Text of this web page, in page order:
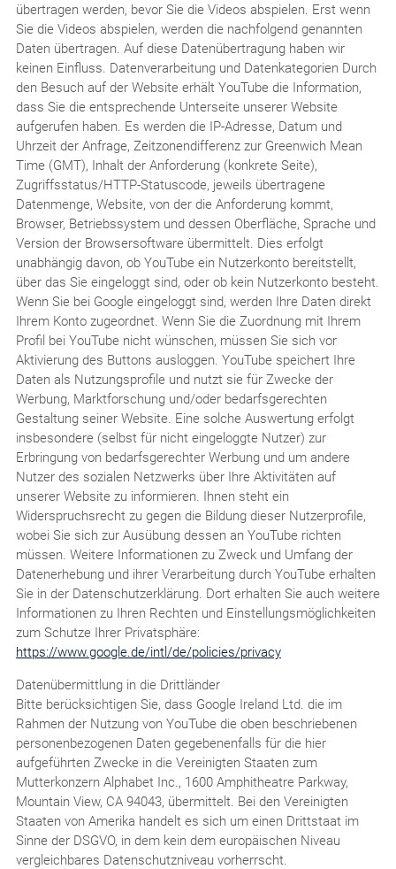
übertragen werden, bevor Sie die Videos abspielen. Erst wenn
Sie die Videos abspielen, werden die nachfolgend genannten
Daten übertragen. Auf diese Datenübertragung haben wir
keinen Einfluss. Datenverarbeitung und Datenkategorien Durch
den Besuch auf der Website erhält YouTube die Information,
dass Sie die entsprechende Unterseite unserer Website
aufgerufen haben. Es werden die IP-Adresse, Datum und
Uhrzeit der Anfrage, Zeitzonendifferenz zur Greenwich Mean
Time (GMT), Inhalt der Anforderung (konkrete Seite),
Zugriffsstatus/HTTP-Statuscode, jeweils übertragene
Datenmenge, Website, von der die Anforderung kommt,
Browser, Betriebssystem und dessen Oberfläche, Sprache und
Version der Browsersoftware übermittelt. Dies erfolgt
unabhängig davon, ob YouTube ein Nutzerkonto bereitstellt,
über das Sie eingeloggt sind, oder ob kein Nutzerkonto besteht.
Wenn Sie bei Google eingeloggt sind, werden Ihre Daten direkt
Ihrem Konto zugeordnet. Wenn Sie die Zuordnung mit Ihrem
Profil bei YouTube nicht wünschen, müssen Sie sich vor
Aktivierung des Buttons ausloggen. YouTube speichert Ihre
Daten als Nutzungsprofile und nutzt sie für Zwecke der
Werbung, Marktforschung und/oder bedarfsgerechten
Gestaltung seiner Website. Eine solche Auswertung erfolgt
insbesondere (selbst für nicht eingeloggte Nutzer) zur
Erbringung von bedarfsgerechter Werbung und um andere
Nutzer des sozialen Netzwerks über Ihre Aktivitäten auf
unserer Website zu informieren. Ihnen steht ein
Widerspruchsrecht zu gegen die Bildung dieser Nutzerprofile,
wobei Sie sich zur Ausübung dessen an YouTube richten
müssen. Weitere Informationen zu Zweck und Umfang der
Datenerhebung und ihrer Verarbeitung durch YouTube erhalten
Sie in der Datenschutzerklärung. Dort erhalten Sie auch weitere
Informationen zu Ihren Rechten und Einstellungsmöglichkeiten
zum Schutze Ihrer Privatsphäre:
https://www.google.de/intl/de/policies/privacy
Datenübermittlung in die Drittländer
Bitte berücksichtigen Sie, dass Google Ireland Ltd. die im
Rahmen der Nutzung von YouTube die oben beschriebenen
personenbezogenen Daten gegebenenfalls für die hier
aufgeführten Zwecke in die Vereinigten Staaten zum
Mutterkonzern Alphabet Inc., 1600 Amphitheatre Parkway,
Mountain View, CA 94043, übermittelt. Bei den Vereinigten
Staaten von Amerika handelt es sich um einen Drittstaat im
Sinne der DSGVO, in dem kein dem europäischen Niveau
vergleichbares Datenschutzniveau vorherrscht.